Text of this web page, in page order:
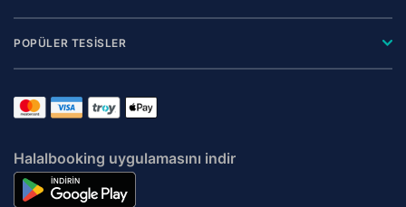
POPÜLER TESİSLER
Halalbooking uygulamasını indir